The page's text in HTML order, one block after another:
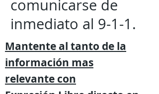
comunicarse de
inmediato al 9-1-1.
Mantente al tanto de la
información mas
relevante con